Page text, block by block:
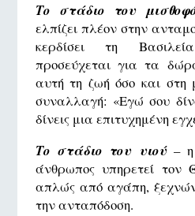
Το στάδιο του
ελπίζει πλέον στην
κερδίσει τη
προσεύχεται για τα
αυτή τη ζωή όσο και στη
συναλλαγή: «Εγώ σου
δίνεις μια επιτυχημένη
Το στάδιο του υιού– η
άνθρωπος υπηρετεί τον
απλώς από αγάπη,
την ανταπόδοση.